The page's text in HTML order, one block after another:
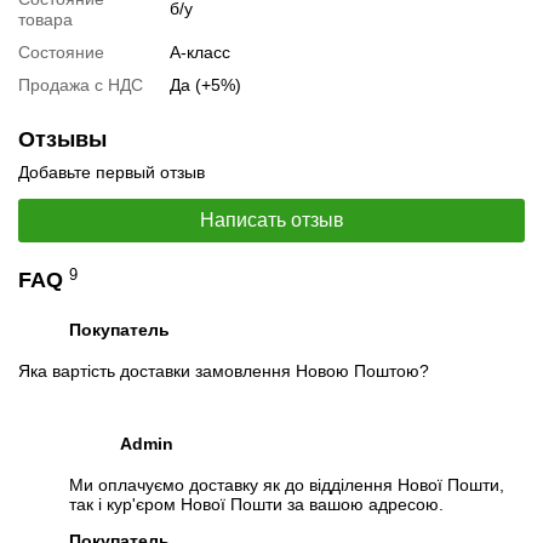
Запрос оптовой цены
Отслеживать на Facebook
товара
б/у
Состояние
А-класс
Продажа с НДС
Да (+5%)
Отзывы
Добавьте первый отзыв
Написать отзыв
FAQ 9
Покупатель
Яка вартість доставки замовлення Новою Поштою?
Admin
Ми оплачуємо доставку як до відділення Нової Пошти,
так і кур'єром Нової Пошти за вашою адресою.